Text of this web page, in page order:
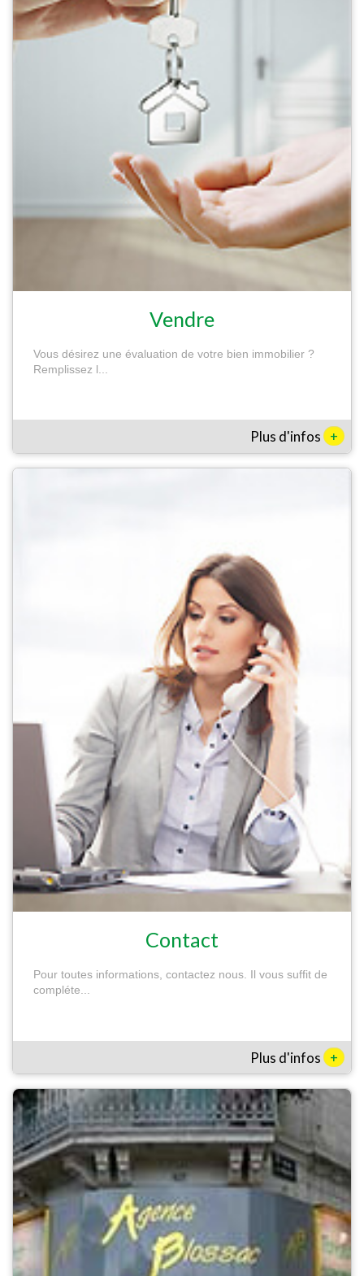
Vendre
Vous désirez une évaluation de votre bien immobilier ?
Remplissez l...
Plus d'infos +
Contact
Pour toutes informations, contactez nous. Il vous suffit de
compléte...
Plus d'infos +